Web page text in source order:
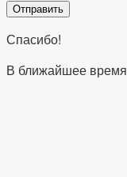
Спасибо!
В ближайшее